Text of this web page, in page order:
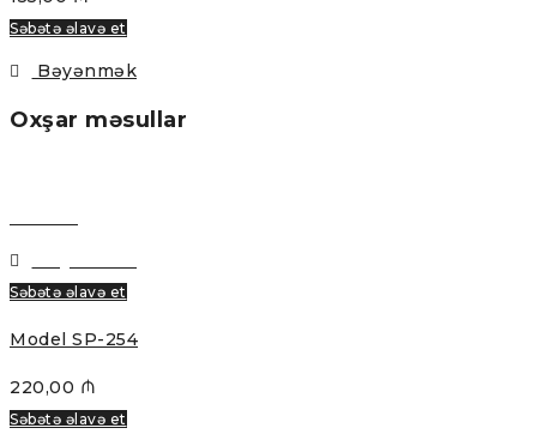
Səbətə əlavə et
Bəyənmək
Oxşar məsullar
Səbətə əlavə et
Model SP-254
220,00 ₼
Səbətə əlavə et